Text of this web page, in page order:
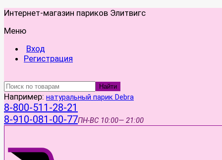
Интернет-магазин париков Элитвигс
Меню
Вход
Регистрация
Найти
Например: натуральный парик Debra
8-800-511-28-21
8-910-081-00-77ПН-ВС 10:00— 21:00